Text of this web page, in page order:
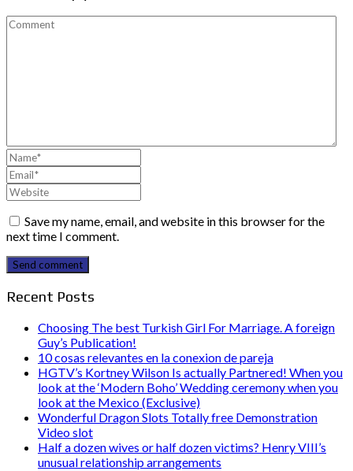
Save my name, email, and website in this browser for the
next time I comment.
Send comment
Recent Posts
Choosing The best Turkish Girl For Marriage. A foreign
Guy’s Publication!
10 cosas relevantes en la conexion de pareja
HGTV’s Kortney Wilson Is actually Partnered! When you
look at the ‘Modern Boho’ Wedding ceremony when you
look at the Mexico (Exclusive)
Wonderful Dragon Slots Totally free Demonstration
Video slot
Half a dozen wives or half dozen victims? Henry VIII’s
unusual relationship arrangements